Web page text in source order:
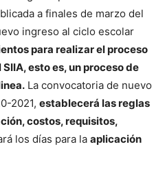
a finales de marzo del
ingreso al ciclo escolar
para realizar el proceso
esto es, un proceso de
La convocatoria de nuevo
2021, establecerá las reglas
costos, requisitos,
los días para la aplicación